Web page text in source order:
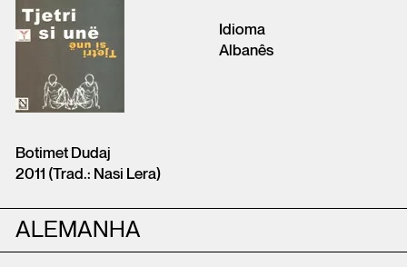
Idioma
Albanês
Botimet Dudaj
2011 (Trad.: Nasi Lera)
ALEMANHA